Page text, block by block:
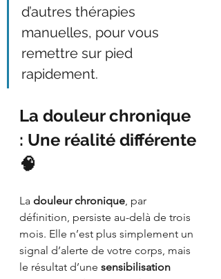
d’autres thérapies
manuelles, pour vous
remettre sur pied
rapidement.
La douleur chronique
: Une réalité différente
🧠
La douleur chronique , par
définition, persiste au-delà de trois
mois. Elle n’est plus simplement un
signal d’alerte de votre corps, mais
le résultat d’une sensibilisation